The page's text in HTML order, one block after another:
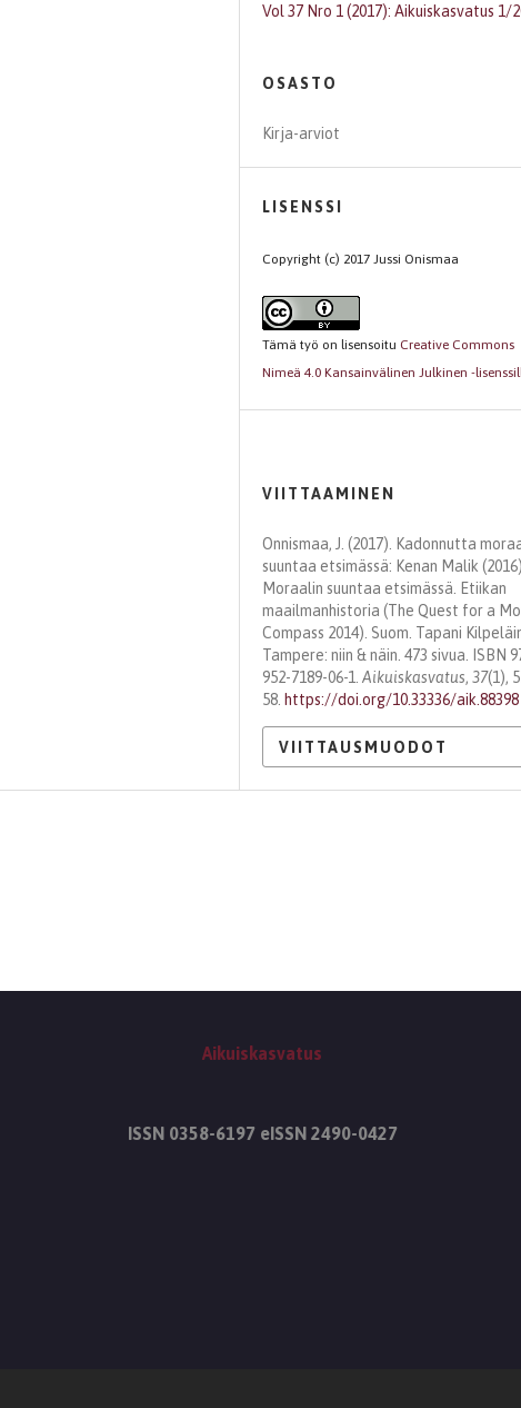
Vol 37 Nro 1 (2017): Aikuiskasvatus 1/
OSASTO
Kirja-arviot
LISENSSI
Copyright (c) 2017 Jussi Onismaa
Tämä työ on lisensoitu Creative Commons
Nimeä 4.0 Kansainvälinen Julkinen -
VIITTAAMINEN
Onnismaa, J. (2017). Kadonnutta
suuntaa etsimässä: Kenan Malik (2016).
Moraalin suuntaa etsimässä. Etiikan
maailmanhistoria (The Quest for a
Compass 2014). Suom. Tapani
Tampere: niin & näin. 473 sivua. ISBN
952-7189-06-1. Aikuiskasvatus, 37(1),
58. https://doi.org/10.33336/aik.88398
VIITTAUSMUODOT
Aikuiskasvatus
ISSN 0358-6197 eISSN 2490-0427